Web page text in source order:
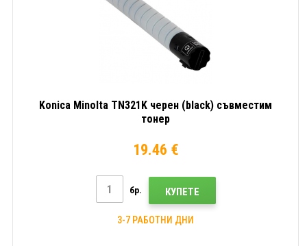
Konica Minolta TN321K черен (black) съвместим
тонер
19.46 €
бр. КУПЕТЕ
3-7 РАБОТНИ ДНИ